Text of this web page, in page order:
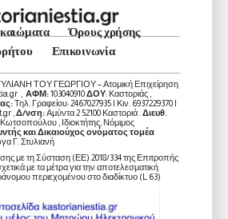
Όρους χρήσης
Επικοινωνία
ΤΟΥ ΓΕΩΡΓΙΟΥ – Ατομική Επιχείρηση
, ΑΦΜ:103040910ΔΟΥ: Καστοριάς ,
Τηλ. Γραφείου: 2467027935 | Κιν. 6937229370 |
, Δ/νση:Αμύντα 2 52100 Καστοριά . Διευθ.
, Ιδιοκτήτης, Νόμιμος
και Δικαιούχος ονόματος τομέα
Γ. Στυλιανή
με τη Σύσταση (ΕΕ) 2018/334 της Επιτροπής
με τα μέτρα για την αποτελεσματική
περιεχομένου στο διαδίκτυο (L 63)